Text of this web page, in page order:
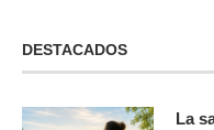
DESTACADOS
La